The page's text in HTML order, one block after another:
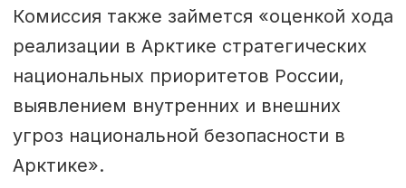
Комиссия также займется «оценкой хода
реализации в Арктике стратегических
национальных приоритетов России,
выявлением внутренних и внешних
угроз национальной безопасности в
Арктике».